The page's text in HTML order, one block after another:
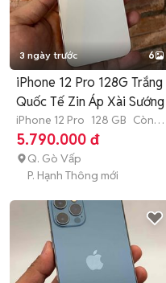
3 ngày trước 6
iPhone 12 Pro 128G Trắng
Quốc Tế Zin Áp Xài Sướng
iPhone 12 Pro 128 GB Còn
bảo hành
5.790.000 đ
Q. Gò Vấp
P. Hạnh Thông mới